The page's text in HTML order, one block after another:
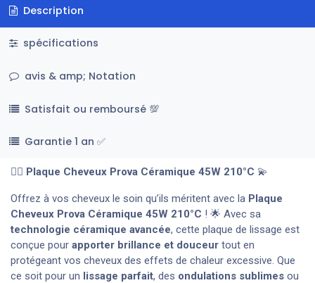
Description
spécifications
avis & amp; Notation
Satisfait ou remboursé 💯
Garantie 1 an ✅
💇‍♀️ Plaque Cheveux Prova Céramique 45W 210°C 💫
Offrez à vos cheveux le soin qu’ils méritent avec la Plaque
Cheveux Prova Céramique 45W 210°C ! 🌟 Avec sa
technologie céramique avancée, cette plaque de lissage est
conçue pour apporter brillance et douceur tout en
protégeant vos cheveux des effets de chaleur excessive. Que
ce soit pour un lissage parfait, des ondulations sublimes ou